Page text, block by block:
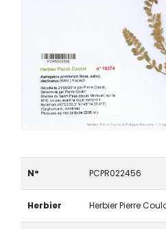
N° PCPR022456
Herbier Herbier Pierre